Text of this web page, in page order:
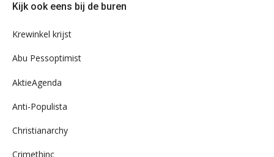
ons
Kijk ook eens bij de buren
Krewinkel krijst
Abu Pessoptimist
AktieAgenda
Anti-Populista
Christianarchy
Crimethinc